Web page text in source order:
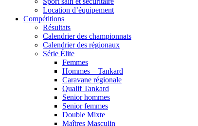
Location d’équipement
Compétitions
Résultats
Calendrier des championnats
Calendrier des régionaux
Série Élite
Femmes
Hommes – Tankard
Caravane régionale
Qualif Tankard
Senior hommes
Senior femmes
Double Mixte
Maîtres Masculin